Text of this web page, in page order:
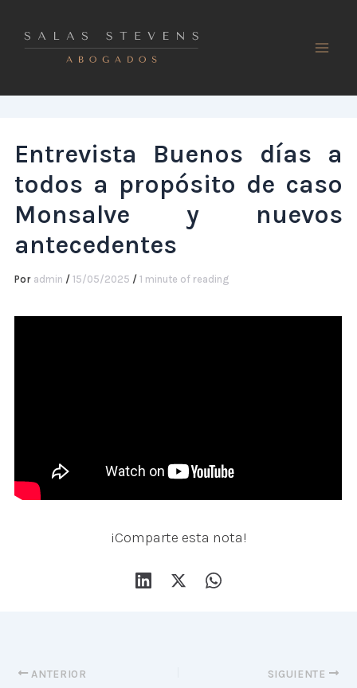
contenido
Entrevista Buenos días a
todos a propósito de caso
Monsalve y nuevos
antecedentes
Por admin /15/05/2025 /1 minute of reading
¡Comparte esta nota!
ANTERIOR SIGUIENTE